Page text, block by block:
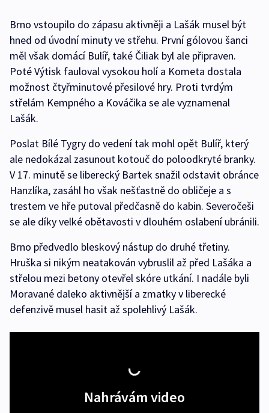
Brno vstoupilo do zápasu aktivněji a Lašák musel být
hned od úvodní minuty ve střehu. První gólovou šanci
měl však domácí Bulíř, také Čiliak byl ale připraven.
Poté Výtisk fauloval vysokou holí a Kometa dostala
možnost čtyřminutové přesilové hry. Proti tvrdým
střelám Kempného a Kováčika se ale vyznamenal
Lašák.
Poslat Bílé Tygry do vedení tak mohl opět Bulíř, který
ale nedokázal zasunout kotouč do poloodkryté branky.
V 17. minutě se liberecký Bartek snažil odstavit obránce
Hanzlíka, zasáhl ho však nešťastně do obličeje a s
trestem ve hře putoval předčasně do kabin. Severočeši
se ale díky velké obětavosti v dlouhém oslabení ubránili.
Brno předvedlo bleskový nástup do druhé třetiny.
Hruška si nikým neatakován vybruslil až před Lašáka a
střelou mezi betony otevřel skóre utkání. I nadále byli
Moravané daleko aktivnější a zmatky v liberecké
defenzivě musel hasit až spolehlivý Lašák.
Nahrávám video